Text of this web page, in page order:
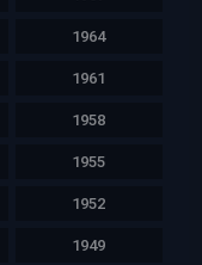
1964
1961
1958
1955
1952
1949